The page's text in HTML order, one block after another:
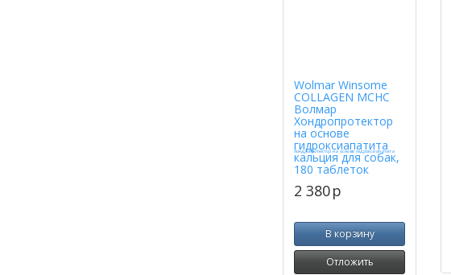
Wolmar Winsome
COLLAGEN MCHC
Волмар
Хондропротектор
на основе
гидроксиапатита
кальция для собак,
180 таблеток
2 380p
В корзину
Отложить